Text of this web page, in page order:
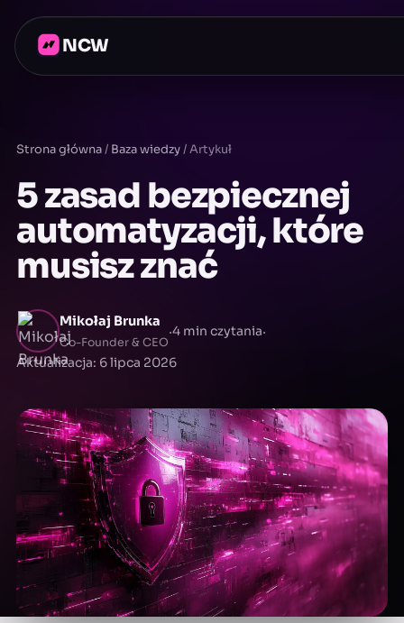
NCW
Strona główna/ Baza wiedzy/Artykuł
5 zasad bezpiecznej
automatyzacji, które
musisz znać
Mikołaj Brunka
Co-Founder & CEO
·4 min czytania·
Aktualizacja: 6 lipca 2026